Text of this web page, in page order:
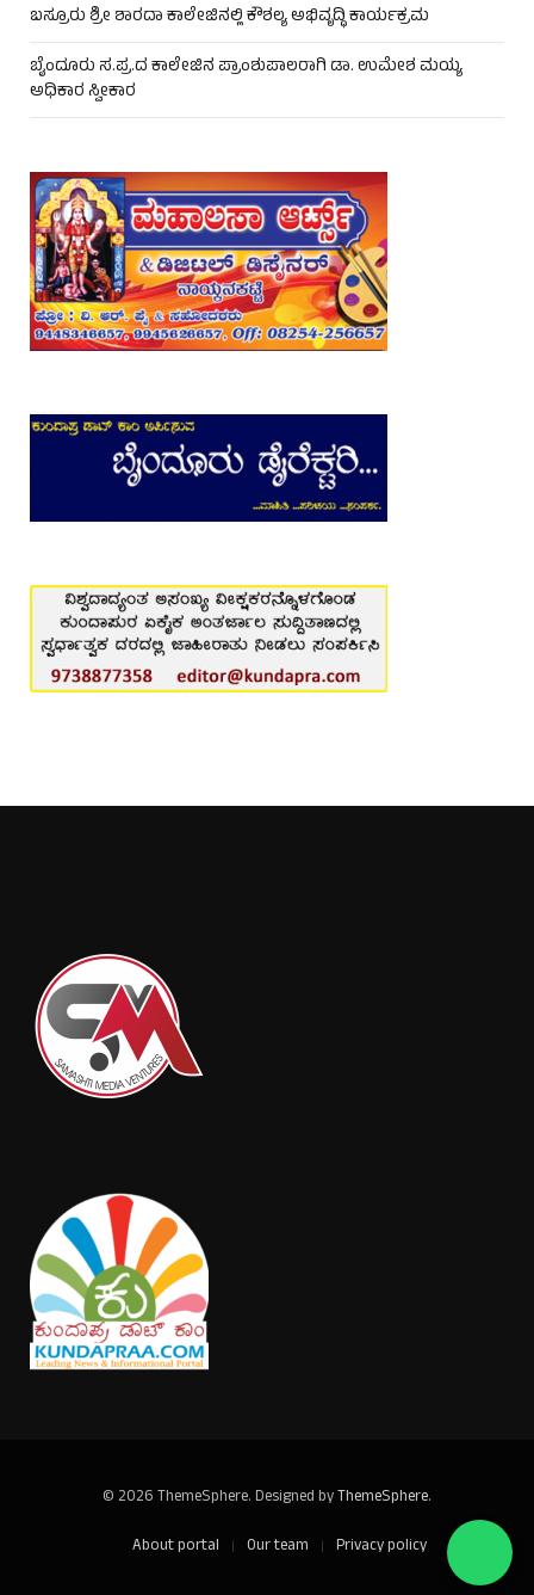
ಬಸ್ರೂರು ಶ್ರೀ ಶಾರದಾ ಕಾಲೇಜಿನಲ್ಲಿ ಕೌಶಲ್ಯ ಅಭಿವೃದ್ಧಿ ಕಾರ್ಯಕ್ರಮ
ಬೈಂದೂರು ಸ.ಪ್ರ.ದ ಕಾಲೇಜಿನ ಪ್ರಾಂಶುಪಾಲರಾಗಿ ಡಾ. ಉಮೇಶ ಮಯ್ಯ
ಅಧಿಕಾರ ಸ್ವೀಕಾರ
© 2026 ThemeSphere. Designed byThemeSphere.
About portal
Our team Privacy policy